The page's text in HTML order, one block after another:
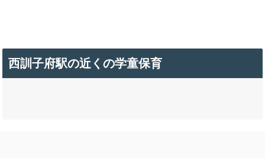
西訓子府駅の近くの学童保育